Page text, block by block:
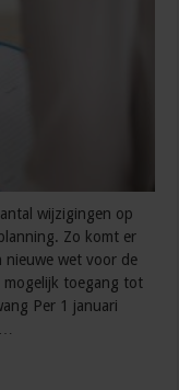
wijzigingen op
Zo komt er
nieuwe wet voor de
toegang tot
Per 1 januari